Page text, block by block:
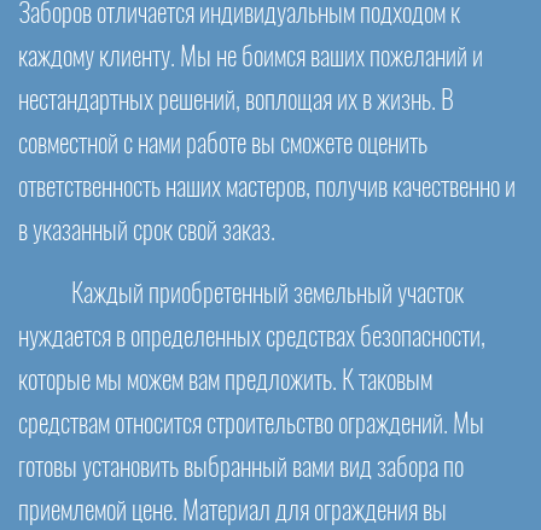
Заборов отличается индивидуальным подходом к
каждому клиенту. Мы не боимся ваших пожеланий и
нестандартных решений, воплощая их в жизнь. В
совместной с нами работе вы сможете оценить
ответственность наших мастеров, получив качественно и
в указанный срок свой заказ.
Каждый приобретенный земельный участок
нуждается в определенных средствах безопасности,
которые мы можем вам предложить. К таковым
средствам относится строительство ограждений. Мы
готовы установить выбранный вами вид забора по
приемлемой цене. Материал для ограждения вы